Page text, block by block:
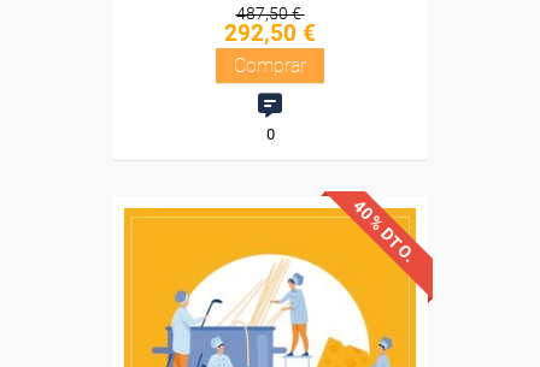
487,50 €
292,50 €
Comprar
0
40% DTO.
Descuentos especiales
Sin requisitos de acceso